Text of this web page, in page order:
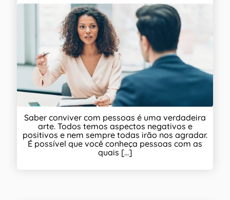
Saber conviver com pessoas é uma verdadeira
arte. Todos temos aspectos negativos e
positivos e nem sempre todas irão nos agradar.
É possível que você conheça pessoas com as
quais [...]